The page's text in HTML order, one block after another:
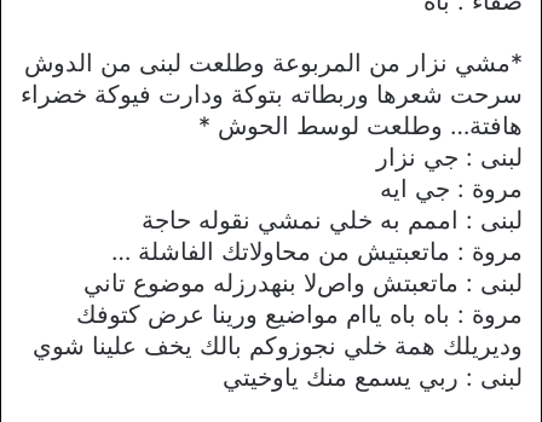
*مشي نزار من المربوعة وطلعت لبنى من الدوش
سرحت شعرها وربطاته بتوكة ودارت فيوكة خضراء
هافتة… وطلعت لوسط الحوش *
لبنى : جي نزار
مروة : جي ايه
لبنى : اممم به خلي نمشي نقوله حاجة
مروة : ماتعبتيش من محاوﻻتك الفاشلة …
لبنى : ماتعبتش واصﻻ بنهدرزله موضوع تاني
مروة : باه باه ياام مواضيع ورينا عرض كتوفك
وديريلك همة خلي نجوزوكم بالك يخف علينا شوي
لبنى : ربي يسمع منك ياوخيتي